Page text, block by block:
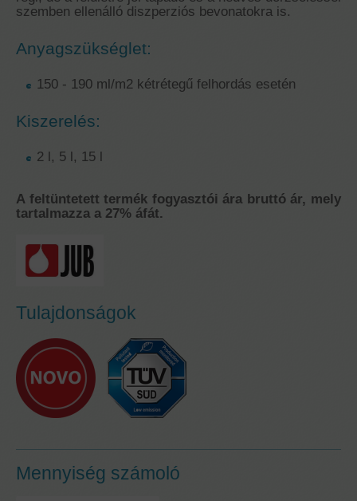
szemben ellenálló diszperziós bevonatokra is.
Anyagszükséglet:
150 - 190 ml/m2 kétrétegű felhordás esetén
Kiszerelés:
2 l, 5 l, 15 l
A feltüntetett termék fogyasztói ára bruttó ár, mely
tartalmazza a 27% áfát.
Tulajdonságok
Mennyiség számoló